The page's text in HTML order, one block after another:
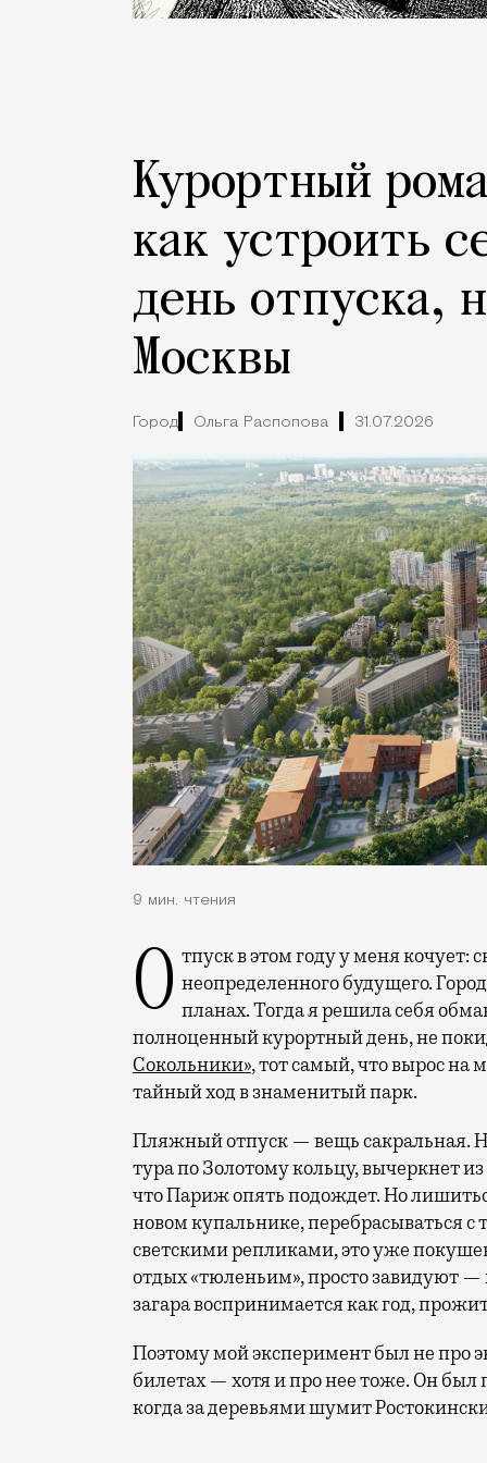
Курортный
как устроить
день отпуска,
Москвы
Город Ольга Распопова 31.07.2026
9 мин. чтения
Отпуск в этом году у меня кочует: сначала переехал на август, потом в область неопределенного будущего.
планах. Тогда я решила себя
полноценный курортный день, не
Сокольники», тот самый, что вырос на
тайный ход в знаменитый парк.
Пляжный отпуск — вещь сакральная.
тура по Золотому кольцу, вычеркнет
что Париж опять подождет. Но
новом купальнике, перебрасываться
светскими репликами, это уже
отдых «тюленьим», просто завидуют —
загара воспринимается как год,
Поэтому мой эксперимент был не про
билетах — хотя и про нее тоже. Он был
когда за деревьями шумит